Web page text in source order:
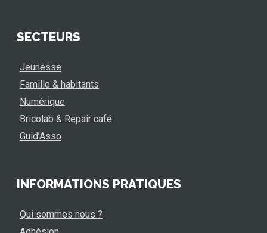
SECTEURS
Jeunesse
Famille & habitants
Numérique
Bricolab & Repair café
Guid’Asso
INFORMATIONS PRATIQUES
Qui sommes nous ?